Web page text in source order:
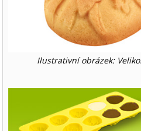
Ilustrativní obrázek: